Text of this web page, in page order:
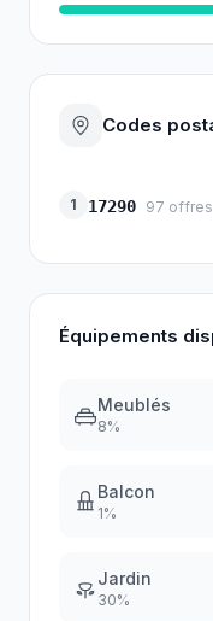
Codes
1 17290 97 offres
Équipements
Meublés
8%
Balcon
1%
Jardin
30%